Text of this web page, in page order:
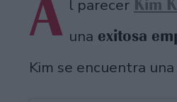
A l parecer Kim
una exitosa
Kim se encuentra